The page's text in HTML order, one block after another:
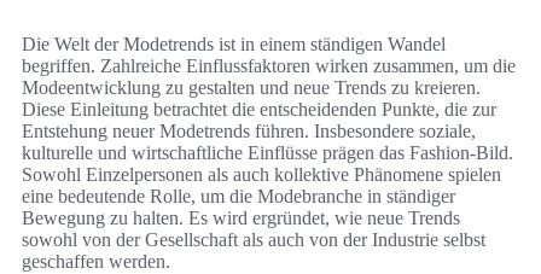
Die Welt der Modetrends ist in einem ständigen Wandel
begriffen. Zahlreiche Einflussfaktoren wirken zusammen, um die
Modeentwicklung zu gestalten und neue Trends zu kreieren.
Diese Einleitung betrachtet die entscheidenden Punkte, die zur
Entstehung neuer Modetrends führen. Insbesondere soziale,
kulturelle und wirtschaftliche Einflüsse prägen das Fashion-Bild.
Sowohl Einzelpersonen als auch kollektive Phänomene spielen
eine bedeutende Rolle, um die Modebranche in ständiger
Bewegung zu halten. Es wird ergründet, wie neue Trends
sowohl von der Gesellschaft als auch von der Industrie selbst
geschaffen werden.